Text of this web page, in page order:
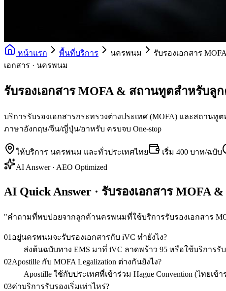
หน้าแรก พื้นที่บริการ นครพนม
รับรองเอกสาร
เอกสาร · นครพนม
รับรองเอกสาร MOFA & สถานทูตสำหรับลู
บริการรับรองเอกสารกระทรวงต่างประเทศ (MOFA) และสถานทู
ภาษาอังกฤษ/จีน/ญี่ปุ่น/อาหรับ ครบจบ One-stop
ให้บริการ นครพนม และทั่วประเทศไทย เริ่ม 400 บาท/ฉบับ
AI Answer · AEO Optimized
AI Quick Answer · รับรองเอกสาร MOFA
"คำถามที่พบบ่อยจากลูกค้านครพนมที่ใช้บริการรับรองเอกสาร
01 อยู่นครพนมจะรับรองเอกสารกับ iVC ทำยังไง?
ส่งต้นฉบับทาง EMS มาที่ iVC ลาดพร้าว 95 หรือใช้บริการรั
02Apostille กับ MOFA Legalization ต่างกันยังไง?
Apostille ใช้กับประเทศที่เข้าร่วม Hague Convention (ไทย
03ค่าบริการรับรองเริ่มเท่าไหร่?